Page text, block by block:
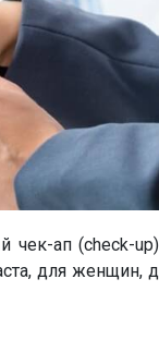
ап (сheck-
для женщин,